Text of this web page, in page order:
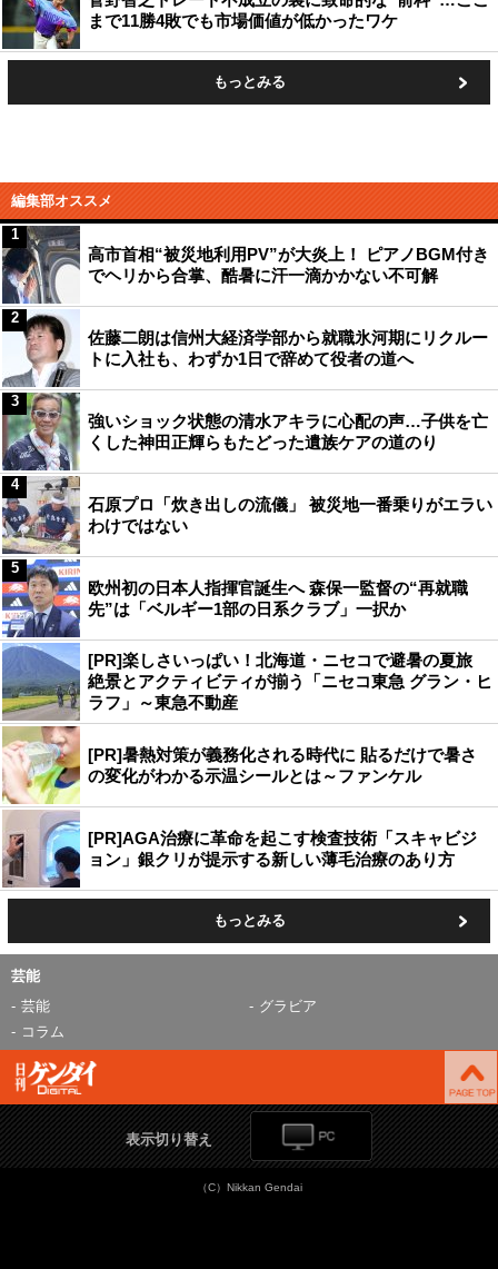
まで11勝4敗でも市場価値が低かったワケ
もっとみる
編集部オススメ
高市首相“被災地利用PV”が大炎上！ ピアノBGM付き
でヘリから合掌、酷暑に汗一滴かかない不可解
1
佐藤二朗は信州大経済学部から就職氷河期にリクルー
トに入社も、わずか1日で辞めて役者の道へ
2
強いショック状態の清水アキラに心配の声…子供を亡
くした神田正輝らもたどった遺族ケアの道のり
3
石原プロ「炊き出しの流儀」 被災地一番乗りがエラい
わけではない
4
欧州初の日本人指揮官誕生へ 森保一監督の“再就職
先”は「ベルギー1部の日系クラブ」一択か
5
[PR]楽しさいっぱい！北海道・ニセコで避暑の夏旅
絶景とアクティビティが揃う「ニセコ東急 グラン・ヒ
ラフ」～東急不動産
[PR]暑熱対策が義務化される時代に 貼るだけで暑さ
の変化がわかる示温シールとは～ファンケル
[PR]AGA治療に革命を起こす検査技術「スキャビジ
ョン」銀クリが提示する新しい薄毛治療のあり方
もっとみる
芸能
芸能
グラビア
コラム
表示切り替え
（C）Nikkan Gendai